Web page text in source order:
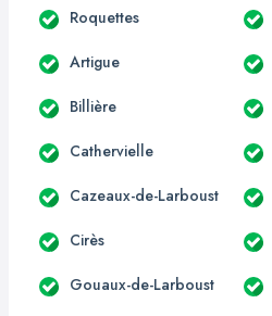
Roquettes
Artigue
Billière
Cathervielle
Cazeaux-de-Larboust
Cirès
Gouaux-de-Larboust